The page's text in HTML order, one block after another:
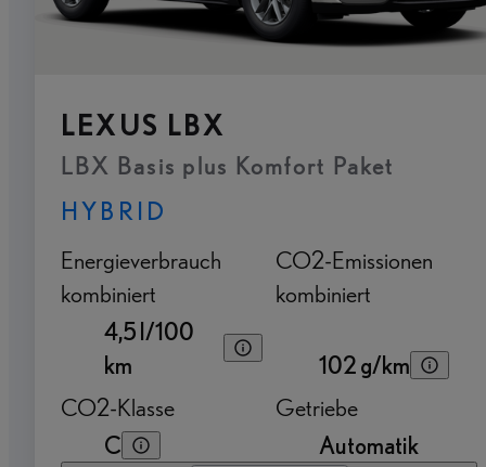
LEXUS LBX
LBX Basis plus Komfort Paket
HYBRID
Energieverbrauch
kombiniert
4,5 l/100
km
CO2-Emissionen
kombiniert
102 g/km
CO2-Klasse
C
Getriebe
Automatik